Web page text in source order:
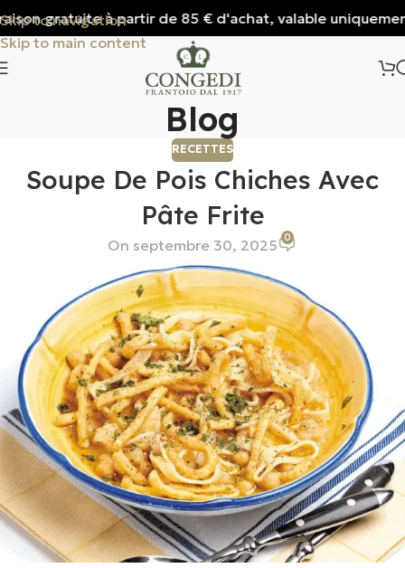
Skip to navigation
Skip to main content
gratuite à partir de 85 € d'achat, valable
Blog
RECETTES
Soupe De Pois Chiches Avec
Pâte Frite
On septembre 30, 2025 0